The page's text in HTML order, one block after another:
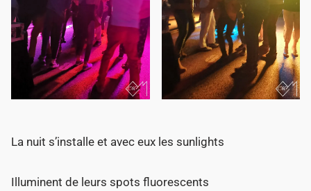
La nuit s’installe et avec eux les sunlights
Illuminent de leurs spots fluorescents